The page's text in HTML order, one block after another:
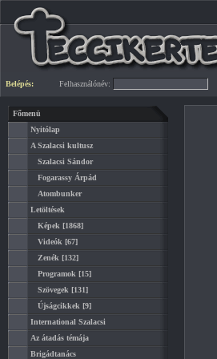
Belépés: Felhasználónév:
Főmenü
Nyitólap
A Szalacsi kultusz
Szalacsi Sándor
Fogarassy Árpád
Atombunker
Letöltések
Képek [1868]
Videók [67]
Zenék [132]
Programok [15]
Szövegek [131]
Újságcikkek [9]
International Szalacsi
Az átadás témája
Brigádtanács